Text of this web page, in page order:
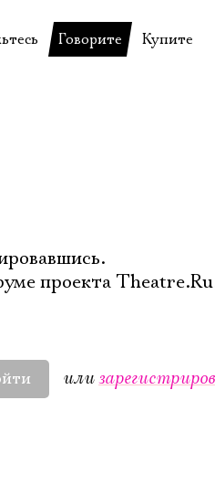
Говорите
Купите
проекта
или